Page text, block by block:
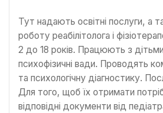
Тут надають освітні послуги, а
роботу реабілітолога і
2 до 18 років. Працюють з
психофізичні вади. Проводять
та психологічну діагностику.
Для того, щоб їх отримати
відповідні документи від